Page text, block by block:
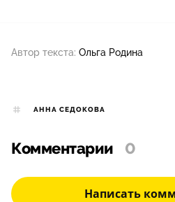
Автор текста: Ольга Родина
АННА СЕДОКОВА
Комментарии 0
Написать